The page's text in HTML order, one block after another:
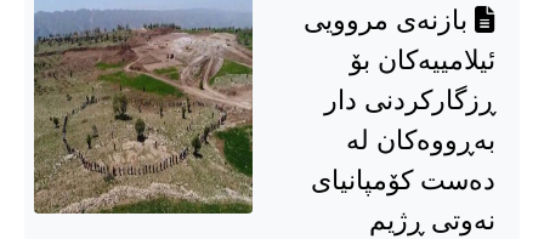
بازنەی مروویی
ئیلامییەکان بۆ
ڕزگارکردنی دار
بەڕووەکان لە
دەست کۆمپانیاى
نەوتى ڕژیم